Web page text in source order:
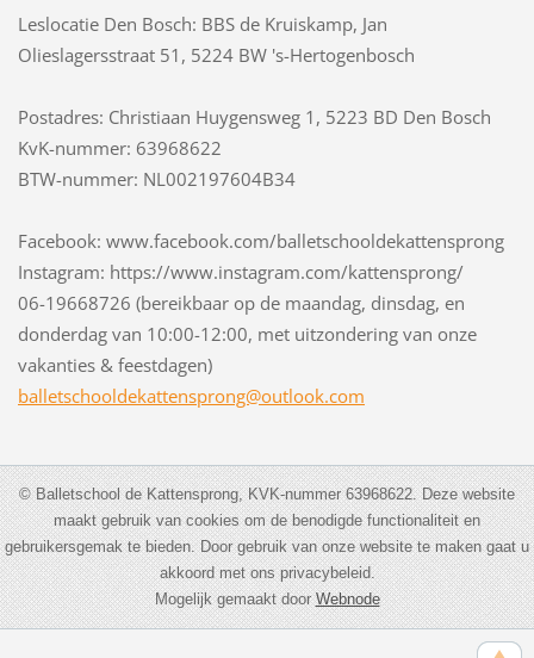
Leslocatie Den Bosch: BBS de Kruiskamp, Jan
Olieslagersstraat 51, 5224 BW 's-Hertogenbosch
Postadres: Christiaan Huygensweg 1, 5223 BD Den Bosch
KvK-nummer: 63968622
BTW-nummer: NL002197604B34
Facebook: www.facebook.com/balletschooldekattensprong
Instagram: https://www.instagram.com/kattensprong/
06-19668726 (bereikbaar op de maandag, dinsdag, en
donderdag van 10:00-12:00, met uitzondering van onze
vakanties & feestdagen)
balletschooldekattensprong@outlook.com
© Balletschool de Kattensprong, KVK-nummer 63968622. Deze website
maakt gebruik van cookies om de benodigde functionaliteit en
gebruikersgemak te bieden. Door gebruik van onze website te maken gaat u
akkoord met ons privacybeleid.
Mogelijk gemaakt doorWebnode